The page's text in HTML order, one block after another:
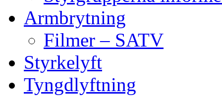
Armbrytning
Filmer – SATV
Styrkelyft
Tyngdlyftning